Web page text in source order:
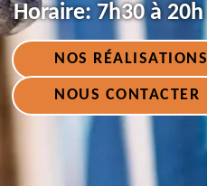
Horaire: 7h30 à 20h
NOS RÉALISATIONS
NOUS CONTACTER